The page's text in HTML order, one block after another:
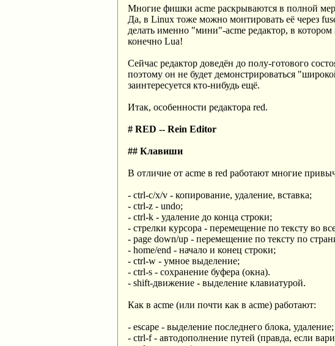
Многие фишки acme раскрываются в полной
Да, в Linux тоже можно монтировать её через
делать именно "мини"-acme редактор, в
конечно Lua!
Сейчас редактор доведён до полу-готового
поэтому он не будет демонстрироваться
заинтересуется кто-нибудь ещё.
Итак, особенности редактора red.
# RED -- Rein Editor
## Клавиши
В отличие от acme в red работают многие
- ctrl-c/x/v - копирование, удаление, вставка;
- ctrl-z - undo;
- ctrl-k - удаление до конца строки;
- стрелки курсора - перемещение по тексту во
- page down/up - перемещение по тексту по
- home/end - начало и конец строки;
- ctrl-w - умное выделение;
- ctrl-s - сохранение буфера (окна).
- shift-движение - выделение клавиатурой.
Как в acme (или почти как в acme) работают:
- escape - выделение последнего блока, удаление;
- ctrl-f - автодополнение путей (правда, если